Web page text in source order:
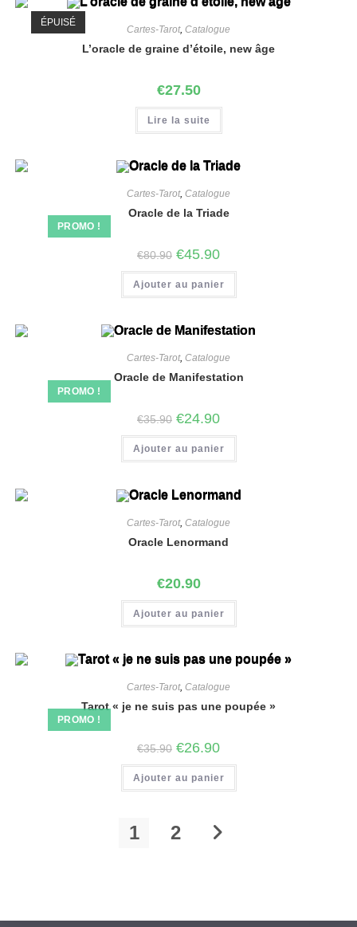
ÉPUISÉ
Cartes-Tarot, Catalogue
L’oracle de graine d’étoile, new âge
€27.50
Lire la suite
PROMO !
Cartes-Tarot, Catalogue
Oracle de la Triade
€80.90 €45.90
Ajouter au panier
PROMO !
Cartes-Tarot, Catalogue
Oracle de Manifestation
€35.90 €24.90
Ajouter au panier
Cartes-Tarot, Catalogue
Oracle Lenormand
€20.90
Ajouter au panier
PROMO !
Cartes-Tarot, Catalogue
Tarot « je ne suis pas une poupée »
€35.90 €26.90
Ajouter au panier
1 2